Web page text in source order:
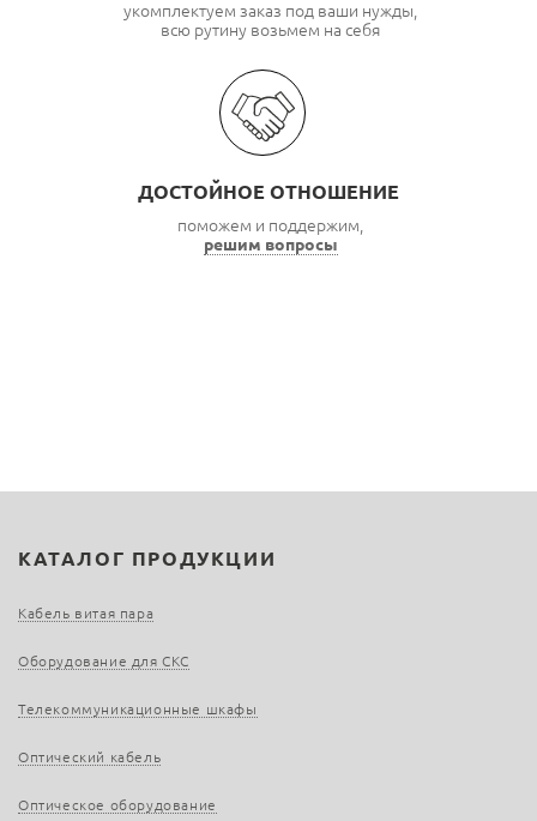
укомплектуем заказ под ваши нужды,
всю рутину возьмем на себя
ДОСТОЙНОЕ ОТНОШЕНИЕ
поможем и поддержим,
решим вопросы
КАТАЛОГ ПРОДУКЦИИ
Кабель витая пара
Оборудование для СКС
Телекоммуникационные шкафы
Оптический кабель
Оптическое оборудование